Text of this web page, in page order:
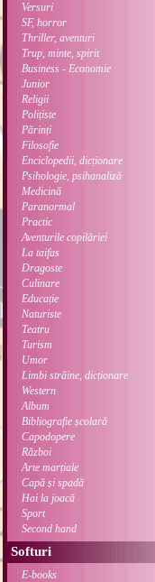
Versuri
SF, horror
Thriller, aventuri
Trup, minte, spirit
Business - Economie
Junior
Religii
Polițiste
Părinți
Filosofie
Enciclopedii, dicționare
Psihologie, psihanaliză
Medicină
Paranormal
Practic
Aventurile copilăriei
La taifas
Dragoste
Culinare
Educație
Naturiste
Teatru
Turism
Umor
Limbi străine, dicționare
Western
Album
Bibliografie școlară
Capodopere
Război
Arte marțiale
Capă și spadă
Hai la joacă
Sport
Second hand
Softuri
E-books